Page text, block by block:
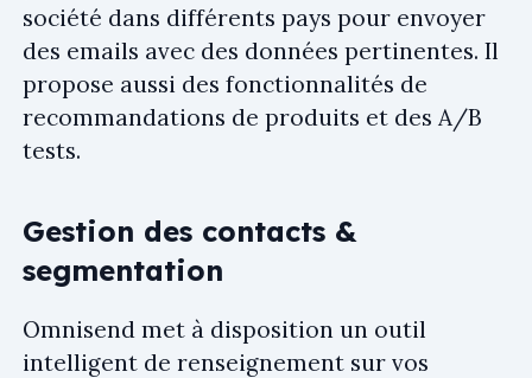
société dans différents pays pour envoyer
des emails avec des données pertinentes. Il
propose aussi des fonctionnalités de
recommandations de produits et des A/B
tests.
Gestion des contacts &
segmentation
Omnisend met à disposition un outil
intelligent de renseignement sur vos